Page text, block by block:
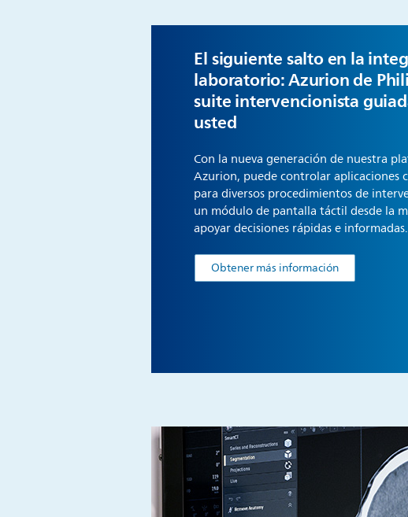
El siguiente salto en la
laboratorio:Azurion de
suite intervencionista
usted
Con la nueva generación de nuestra
Azurion, puede controlar aplicaciones
para diversos procedimientos de
un módulo de pantalla táctil desde la
apoyar decisiones rápidas e informadas.
Obtener más información